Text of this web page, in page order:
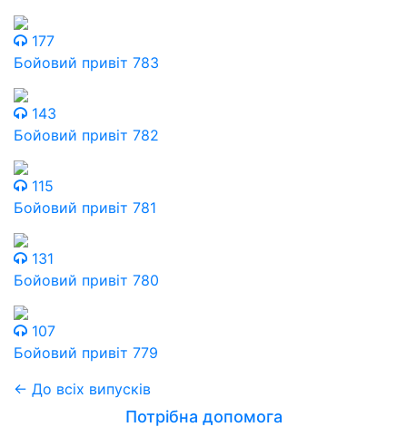
177
Бойовий привіт 783
143
Бойовий привіт 782
115
Бойовий привіт 781
131
Бойовий привіт 780
107
Бойовий привіт 779
← До всіх випусків
Потрібна допомога